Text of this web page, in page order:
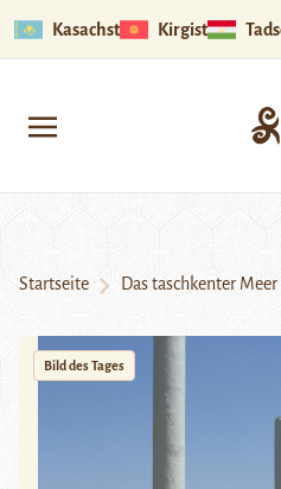
Kasachstan Kirgistan
Startseite Das taschkenter Meer
Bild des Tages